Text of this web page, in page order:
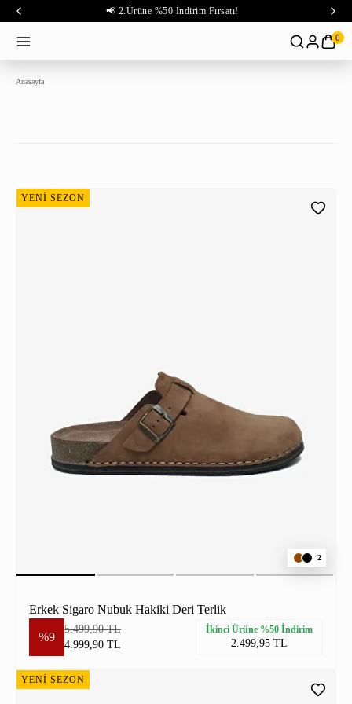
📢 2.Ürüne %50 İndirim Fırsatı!
0
Anasayfa
YENİ SEZON
2
Erkek Sigaro Nubuk Hakiki Deri Terlik
%9
5.499,90 TL
4.999,90 TL
İkinci Ürüne %50 İndirim
2.499,95 TL
YENİ SEZON